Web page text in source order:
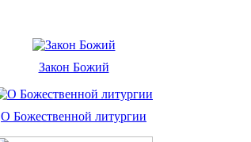
Закон Божий
О Божественной литургии